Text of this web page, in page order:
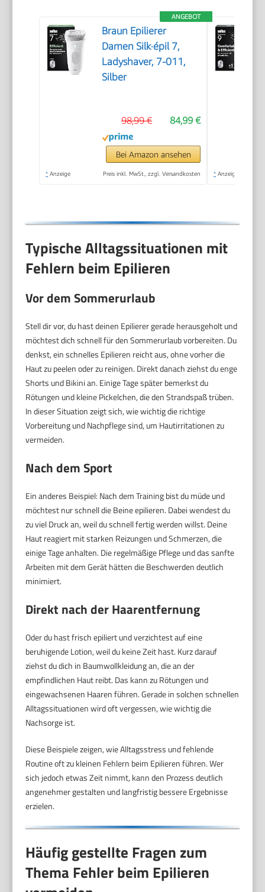
ANGEBOT
Braun Epilierer
Damen Silk·épil 7,
Ladyshaver, 7-011,
Silber
84,99 €
98,99 €
Bei Amazon ansehen
* Anzeige Preis inkl. MwSt., zzgl. Versandkosten * Anzeige
Typische Alltagssituationen mit
Fehlern beim Epilieren
Vor dem Sommerurlaub
Stell dir vor, du hast deinen Epilierer gerade herausgeholt und
möchtest dich schnell für den Sommerurlaub vorbereiten. Du
denkst, ein schnelles Epilieren reicht aus, ohne vorher die
Haut zu peelen oder zu reinigen. Direkt danach ziehst du enge
Shorts und Bikini an. Einige Tage später bemerkst du
Rötungen und kleine Pickelchen, die den Strandspaß trüben.
In dieser Situation zeigt sich, wie wichtig die richtige
Vorbereitung und Nachpflege sind, um Hautirritationen zu
vermeiden.
Nach dem Sport
Ein anderes Beispiel: Nach dem Training bist du müde und
möchtest nur schnell die Beine epilieren. Dabei wendest du
zu viel Druck an, weil du schnell fertig werden willst. Deine
Haut reagiert mit starken Reizungen und Schmerzen, die
einige Tage anhalten. Die regelmäßige Pflege und das sanfte
Arbeiten mit dem Gerät hätten die Beschwerden deutlich
minimiert.
Direkt nach der Haarentfernung
Oder du hast frisch epiliert und verzichtest auf eine
beruhigende Lotion, weil du keine Zeit hast. Kurz darauf
ziehst du dich in Baumwollkleidung an, die an der
empfindlichen Haut reibt. Das kann zu Rötungen und
eingewachsenen Haaren führen. Gerade in solchen schnellen
Alltagssituationen wird oft vergessen, wie wichtig die
Nachsorge ist.
Diese Beispiele zeigen, wie Alltagsstress und fehlende
Routine oft zu kleinen Fehlern beim Epilieren führen. Wer
sich jedoch etwas Zeit nimmt, kann den Prozess deutlich
angenehmer gestalten und langfristig bessere Ergebnisse
erzielen.
Häufig gestellte Fragen zum
Thema Fehler beim Epilieren